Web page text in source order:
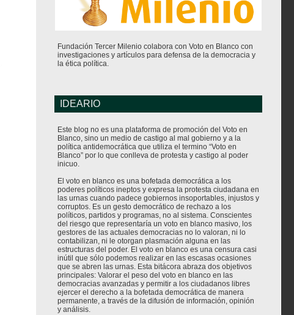
Fundación Tercer Milenio colabora con Voto en Blanco con
investigaciones y artículos para defensa de la democracia y
la ética política.
IDEARIO
Este blog no es una plataforma de promoción del Voto en
Blanco, sino un medio de castigo al mal gobierno y a la
política antidemocrática que utiliza el termino “Voto en
Blanco” por lo que conlleva de protesta y castigo al poder
inicuo.
El voto en blanco es una bofetada democrática a los
poderes políticos ineptos y expresa la protesta ciudadana en
las urnas cuando padece gobiernos insoportables, injustos y
corruptos. Es un gesto democrático de rechazo a los
políticos, partidos y programas, no al sistema. Conscientes
del riesgo que representaría un voto en blanco masivo, los
gestores de las actuales democracias no lo valoran, ni lo
contabilizan, ni le otorgan plasmación alguna en las
estructuras del poder. El voto en blanco es una censura casi
inútil que sólo podemos realizar en las escasas ocasiones
que se abren las urnas. Esta bitácora abraza dos objetivos
principales: Valorar el peso del voto en blanco en las
democracias avanzadas y permitir a los ciudadanos libres
ejercer el derecho a la bofetada democrática de manera
permanente, a través de la difusión de información, opinión
y análisis.